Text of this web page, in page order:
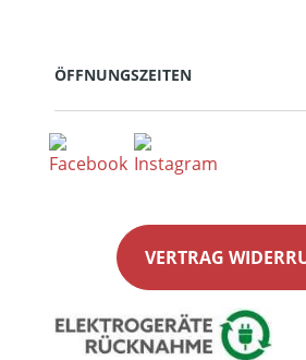
ÖFFNUNGSZEITEN
VERTRAG